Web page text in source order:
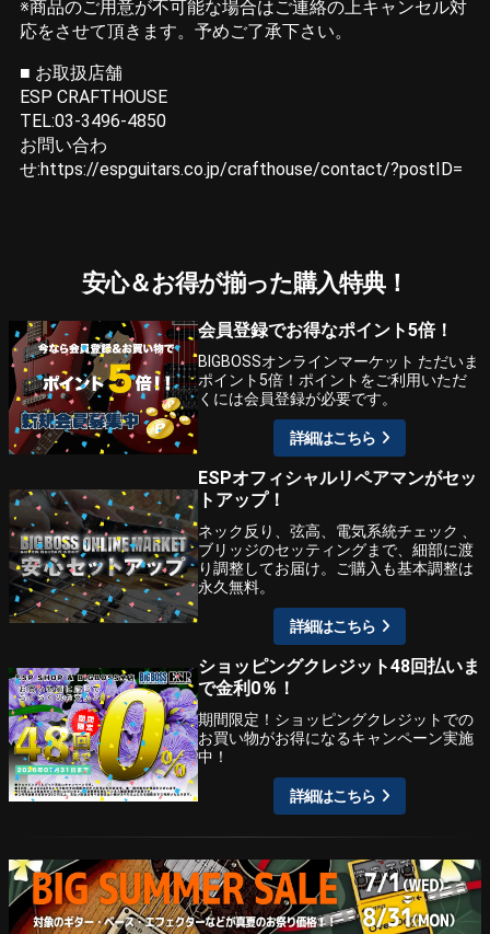
※商品のご用意が不可能な場合はご連絡の上キャンセル対
応をさせて頂きます。予めご了承下さい。
■ お取扱店舗
ESP CRAFTHOUSE
TEL:03-3496-4850
お問い合わ
せ:https://espguitars.co.jp/crafthouse/contact/?postID=
安心＆お得が揃った購入特典！
会員登録でお得なポイント5倍！
BIGBOSSオンラインマーケット ただいま
ポイント5倍！ポイントをご利用いただ
くには会員登録が必要です。
詳細はこちら
ESPオフィシャルリペアマンがセッ
トアップ！
ネック反り、弦高、電気系統チェック 、
ブリッジのセッティングまで、細部に渡
り調整してお届け。ご購入も基本調整は
永久無料。
詳細はこちら
ショッピングクレジット48回払いま
で金利0％！
期間限定！ショッピングクレジットでの
お買い物がお得になるキャンペーン実施
中！
詳細はこちら